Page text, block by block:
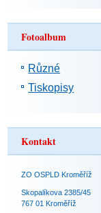
Fotoalbum
Různé
Tiskopisy
Kontakt
ZO OSPLD Kroměříž
Skopalíkova 2385/45
767 01 Kroměříž